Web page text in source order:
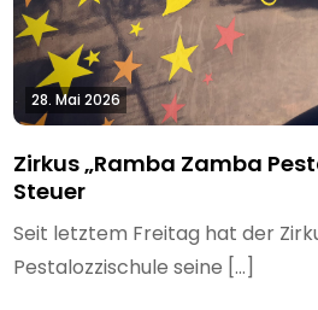
28. Mai 2026
Zirkus „Ramba Zamba
Steuer
Seit letztem Freitag hat der
Pestalozzischule seine […]